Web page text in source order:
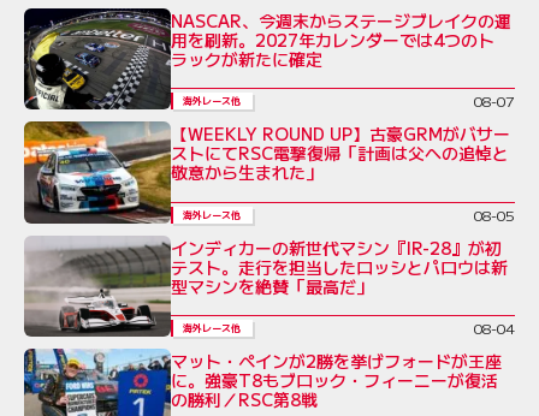
NASCAR、今週末からステージブレイクの運
用を刷新。2027年カレンダーでは4つのト
ラックが新たに確定
海外レース他 08-07
【WEEKLY ROUND UP】古豪GRMがバサー
ストにてRSC電撃復帰「計画は父への追悼と
敬意から生まれた」
海外レース他 08-05
インディカーの新世代マシン『IR-28』が初
テスト。走行を担当したロッシとパロウは新
型マシンを絶賛「最高だ」
海外レース他 08-04
マット・ペインが2勝を挙げフォードが王座
に。強豪T8もブロック・フィーニーが復活
の勝利／RSC第8戦